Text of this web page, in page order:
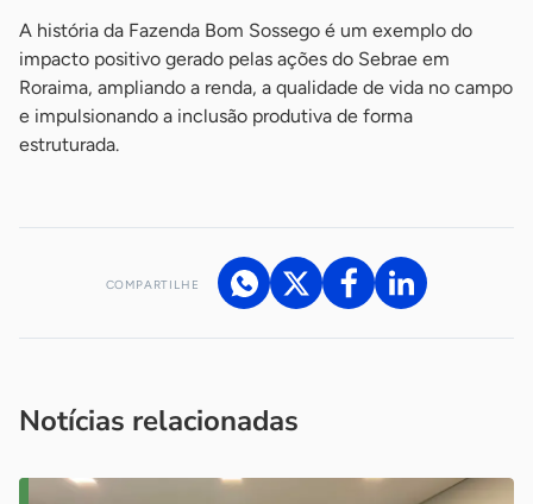
A história da Fazenda Bom Sossego é um exemplo do
impacto positivo gerado pelas ações do Sebrae em
Roraima, ampliando a renda, a qualidade de vida no campo
e impulsionando a inclusão produtiva de forma
estruturada.
COMPARTILHE
Notícias relacionadas